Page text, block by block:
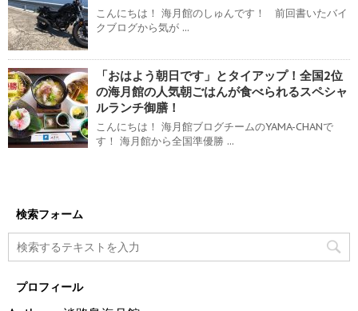
こんにちは！ 海月館のしゅんです！ 前回書いたバイ
クブログから気が ...
「おはよう朝日です」とタイアップ！全国2位
の海月館の人気朝ごはんが食べられるスペシャ
ルランチ御膳！
こんにちは！ 海月館ブログチームのYAMA-CHANで
す！ 海月館から全国準優勝 ...
検索フォーム
プロフィール